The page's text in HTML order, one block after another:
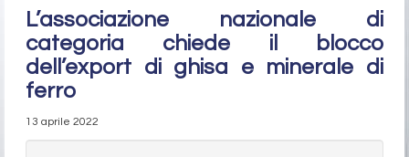
L’associazione nazionale di
categoria chiede il blocco
dell’export di ghisa e minerale di
ferro
13 aprile 2022